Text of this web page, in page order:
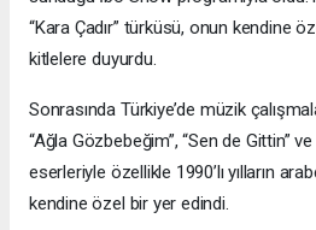
“Kara Çadır” türküsü, onun kendine
kitlelere duyurdu.
Sonrasında Türkiye’de müzik
“Ağla Gözbebeğim”, “Sen de Gittin”
eserleriyle özellikle 1990’lı yılların
kendine özel bir yer edindi.